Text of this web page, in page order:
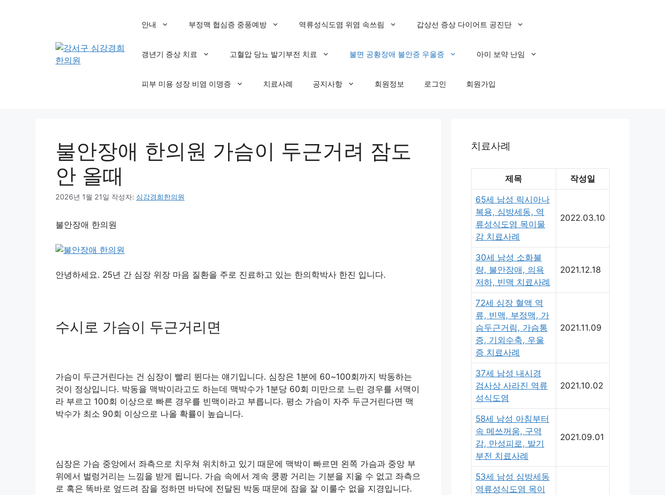
안내 부정맥 협심증 중풍예방 역류성식도염 위염 속쓰림 갑상선 증상 다이어트 공진단
갱년기 증상 치료 고혈압 당뇨 발기부전 치료 불면 공황장애 불안증 우울증 아이 보약 난임
피부 미용 성장 비염 이명증 치료사례 공지사항 회원정보 로그인 회원가입
불안장애 한의원 가슴이 두근거려 잠도
안 올때
2026년 1월 21일 작성자: 심강경희한의원
불안장애 한의원
안녕하세요. 25년 간 심장 위장 마음 질환을 주로 진료하고 있는 한의학박사 한진 입니다.
수시로 가슴이 두근거리면
가슴이 두근거린다는 건 심장이 빨리 뛴다는 얘기입니다. 심장은 1분에 60~100회까지 박동하는
것이 정상입니다. 박동을 맥박이라고도 하는데 맥박수가 1분당 60회 미만으로 느린 경우를 서맥이
라 부르고 100회 이상으로 빠른 경우를 빈맥이라고 부릅니다. 평소 가슴이 자주 두근거린다면 맥
박수가 최소 90회 이상으로 나올 확률이 높습니다.
심장은 가슴 중앙에서 좌측으로 치우쳐 위치하고 있기 때문에 맥박이 빠르면 왼쪽 가슴과 중앙 부
위에서 벌렁거리는 느낌을 받게 됩니다. 가슴 속에서 계속 쿵쾅 거리는 기분을 지울 수 없고 좌측으
로 혹은 똑바로 엎드려 잠을 정하면 바닥에 전달된 박동 때문에 잠을 잘 이룰수 없을 지경입니다.
치료사례
제목 작성일
65세 남성 릭시아나
복용, 심방세동, 역
류성식도염 목이물
감 치료사례
2022.03.10
30세 남성 소화불
량, 불안장애, 의욕
저하, 빈맥 치료사례
2021.12.18
72세 심장 혈액 역
류, 빈맥, 부정맥, 가
슴두근거림, 가슴통
증, 기외수축, 우울
증 치료사례
2021.11.09
37세 남성 내시경
검사상 사라진 역류
성식도염
2021.10.02
58세 남성 아침부터
속 메쓰꺼움, 구역
감, 만성피로, 발기
부전 치료사례
2021.09.01
53세 남성 심방세동
역류성식도염 목이